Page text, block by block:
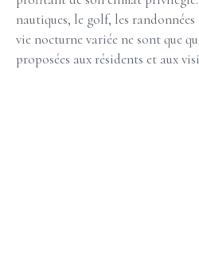
nautiques, le golf, les
vie nocturne variée ne sont que
proposées aux résidents et aux